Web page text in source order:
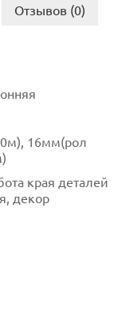
Отзывов (0)
16мм(рол
края деталей
декор